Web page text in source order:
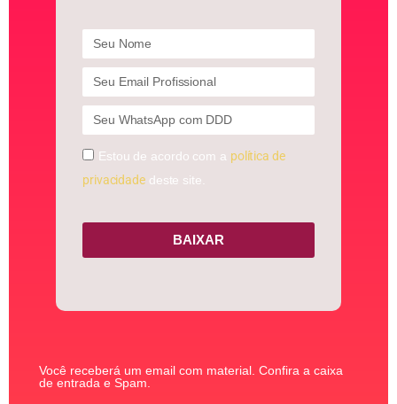
Estou de acordo com a política de
privacidadedeste site.
BAIXAR
Você receberá um email com material. Confira a caixa
de entrada e Spam.